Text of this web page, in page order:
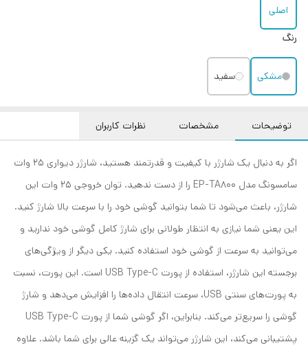
اصلی
رنگ
مشکی سفید
توضیحات مشخصات نظرات کاربران
اگر به دنبال یک شارژر با کیفیت و قدرتمند هستید، شارژر دیواری 25 وات
سامسونگ مدل EP-TA800 را از دست ندهید. توان خروجی 25 وات این
شارژر، باعث می‌شود تا شما بتوانید گوشی خود را با سرعت بالا شارژ کنید.
این یعنی شما نیازی به انتظار طولانی برای شارژ کامل گوشی خود ندارید و
می‌توانید به سرعت از گوشی خود استفاده کنید. یکی دیگر از ویژگی‌های
برجسته این شارژر، استفاده از پورت USB Type-C است. این پورت، نسبت
به پورت‌های سنتی USB، سرعت انتقال داده‌ها را افزایش می‌دهد و شارژ
گوشی را سریع‌تر می‌کند. بنابراین، اگر گوشی شما از پورت USB Type-C
پشتیبانی می‌کند، این شارژر می‌تواند یک گزینه عالی برای شما باشد. علاوه